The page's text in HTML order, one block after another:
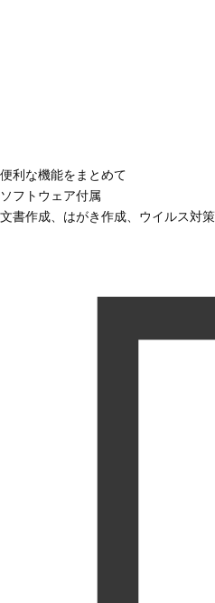
便利な機能をまとめて
ソフトウェア付属
文書作成、はがき作成、ウイルス対